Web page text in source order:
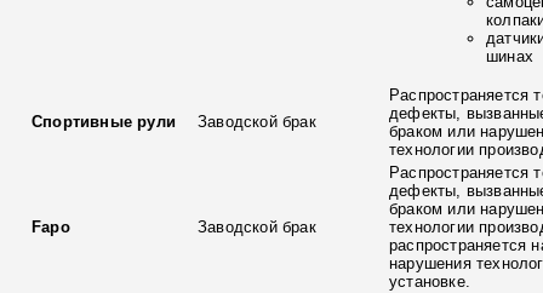
шинах
Спортивные рули Заводской брак
Распространяется
дефекты,
браком или
технологии
Fapo Заводской брак
Распространяется
дефекты,
браком или
технологии
распространяется
нарушения
установке.